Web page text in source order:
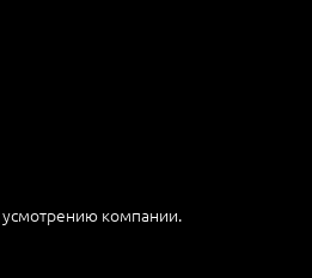
компании.